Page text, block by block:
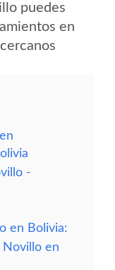
puedes
en
-
en Bolivia:
Novillo en